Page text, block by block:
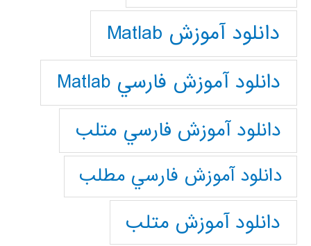
دانلود آموزش Matlab
دانلود آموزش فارسي Matlab
دانلود آموزش فارسي متلب
دانلود آموزش فارسي مطلب
دانلود آموزش متلب